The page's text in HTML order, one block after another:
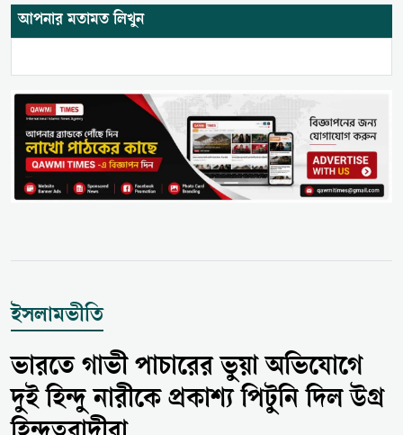
আপনার মতামত লিখুন
ইসলামভীতি
ভারতে গাভী পাচারের ভুয়া অভিযোগে
দুই হিন্দু নারীকে প্রকাশ্য পিটুনি দিল উগ্র